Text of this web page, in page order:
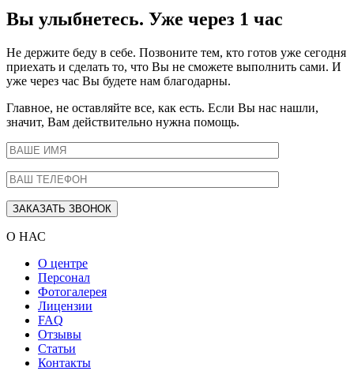
Вы улыбнетесь. Уже через 1 час
Не держите беду в себе. Позвоните тем, кто готов уже сегодня
приехать и сделать то, что Вы не сможете выполнить сами. И
уже через час Вы будете нам благодарны.
Главное, не оставляйте все, как есть. Если Вы нас нашли,
значит, Вам действительно нужна помощь.
О НАС
О центре
Персонал
Фотогалерея
Лицензии
FAQ
Отзывы
Статьи
Контакты